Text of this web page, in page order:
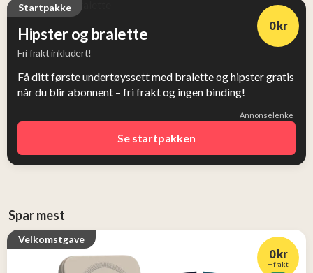
Startpakke
Hipster og bralette
Fri frakt inkludert!
0 kr
Få ditt første undertøyssett med bralette og hipster gratis
når du blir abonnent – fri frakt og ingen binding!
Annonselenke
Se startpakken
Spar mest
Velkomstgave
0 kr
+ frakt